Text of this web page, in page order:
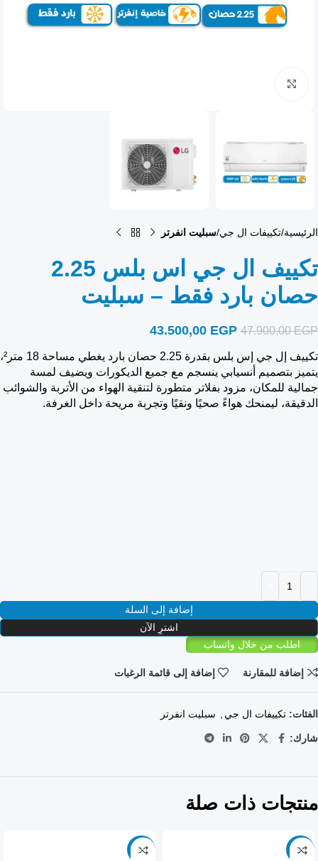
الرئيسية تكييفات ال جي سبليت انفرتر
تكييف ال جي اس بلس 2.25
حصان بارد فقط – سبليت
47.900,00EGP
43.500,00 EGP
تكييف إل جي إس بلس بقدرة 2.25 حصان بارد يغطي مساحة 18 متر²،
يتميز بتصميم أنسيابي ينسجم مع جميع الديكورات ويضيف لمسة
جمالية للمكان، مزود بفلاتر متطورة لتنقية الهواء من الأتربة والشوائب
الدقيقة، ليمنحك هواءً صحيًا ونقيًا وتجربة مريحة داخل الغرفة.
إضافة إلى السلة
اشترِ الآن
اطلب من خلال واتساب
إضافة للمقارنة إضافة إلى قائمة الرغبات
الفئات: تكييفات ال جي , سبليت انفرتر
شارك:
منتجات ذات صلة
-9%
-9%